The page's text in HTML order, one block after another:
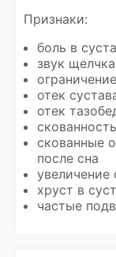
Признаки:
боль в
звук
отек
отек
скованные
после сна
увеличение
хруст в
частые